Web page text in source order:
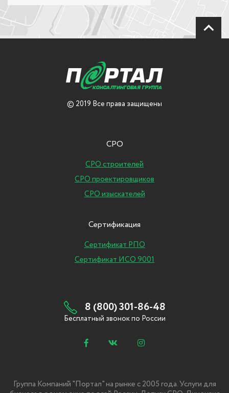
© 2019 Все права защищены
СРО
СРО строителей
СРО проектировщиков
СРО изыскателей
Сертификация
Сертификат РПО
Сертификат ИСО 9001
8 (800) 301-86-48
Бесплатный звонок по России
Группа Компаний "Портал" на рынке с 2005 года. Услуги для